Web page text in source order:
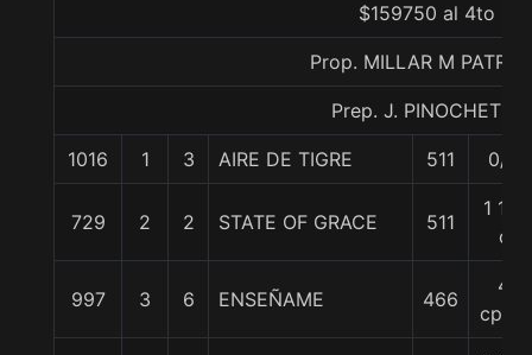
$159750 al 4to
Prop. MILLAR M
Prep. J. PINOCHET P.
1016 1 3 AIRE DE TIGRE 511 0/0
729 2 2 STATE OF GRACE 511
1 1/4
c
997 3 6 ENSEÑAME 466
4
cpos.